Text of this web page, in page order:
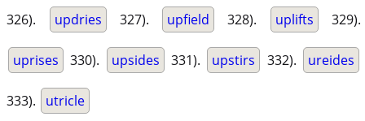
326). updries 327). upfield 328). uplifts 329).
uprises 330). upsides 331). upstirs 332). ureides
333). utricle